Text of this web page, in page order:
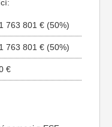
1 763 801 € (50%)
1 763 801 € (50%)
€